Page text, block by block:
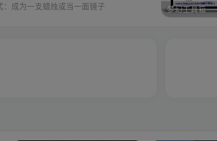
：成为一支蜡烛或当一面镜子